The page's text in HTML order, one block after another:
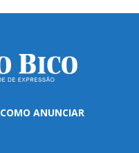
COMO ANUNCIAR